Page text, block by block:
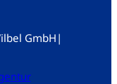
GmbH |